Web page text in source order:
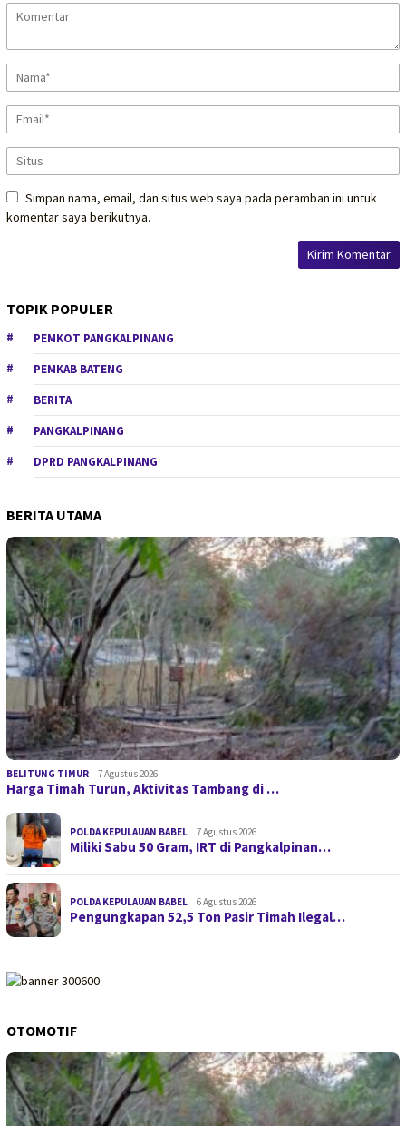
Simpan nama, email, dan situs web saya pada peramban ini untuk
komentar saya berikutnya.
TOPIK POPULER
PEMKOT PANGKALPINANG
PEMKAB BATENG
BERITA
PANGKALPINANG
DPRD PANGKALPINANG
BERITA UTAMA
BELITUNG TIMUR 7 Agustus 2026
Harga Timah Turun, Aktivitas Tambang di …
POLDA KEPULAUAN BABEL 7 Agustus 2026
Miliki Sabu 50 Gram, IRT di Pangkalpinan…
POLDA KEPULAUAN BABEL 6 Agustus 2026
Pengungkapan 52,5 Ton Pasir Timah Ilegal…
OTOMOTIF